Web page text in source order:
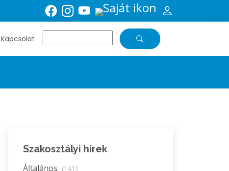
Kapcsolat
Szakosztályi hírek
Általános (141)